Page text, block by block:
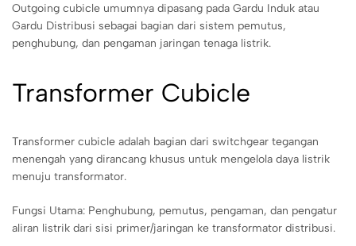
Outgoing cubicle umumnya dipasang pada Gardu Induk atau
Gardu Distribusi sebagai bagian dari sistem pemutus,
penghubung, dan pengaman jaringan tenaga listrik.
Transformer Cubicle
Transformer cubicle adalah bagian dari switchgear tegangan
menengah yang dirancang khusus untuk mengelola daya listrik
menuju transformator.
Fungsi Utama: Penghubung, pemutus, pengaman, dan pengatur
aliran listrik dari sisi primer/jaringan ke transformator distribusi.